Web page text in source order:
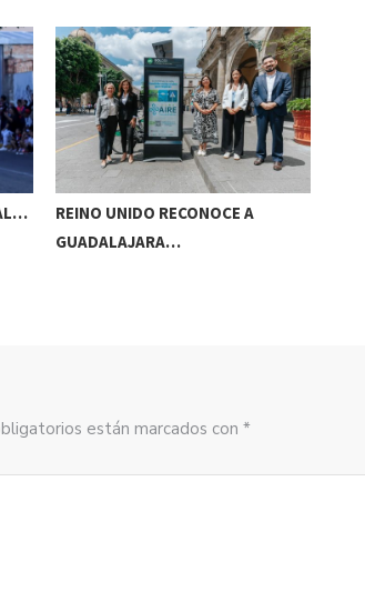
REINO UNIDO RECONOCE A
GUADALAJARA…
están marcados con *